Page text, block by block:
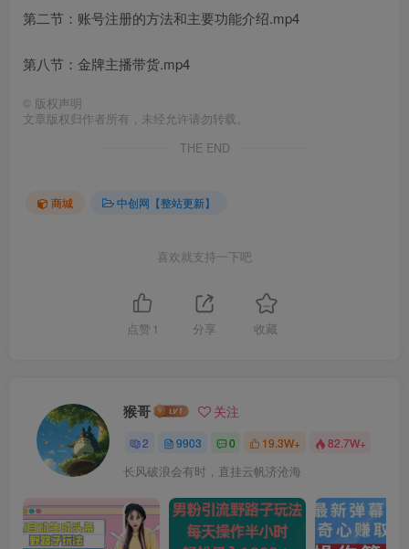
第二节：账号注册的方法和主要功能介绍.mp4
第八节：金牌主播带货.mp4
© 版权声明
文章版权归作者所有，未经允许请勿转载。
THE END
商城 中创网【整站更新】
喜欢就支持一下吧
点赞 1 分享 收藏
猴哥 关注
2 9903 0 19.3W+ 82.7W+
长风破浪会有时，直挂云帆济沧海